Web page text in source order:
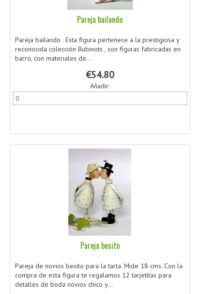
Pareja bailando
Pareja bailando . Esta figura pertenece a la prestigiosa y
reconocida colección Bubinots , son figuras fabricadas en
barro, con materiales de...
€54.80
Añadir:
Pareja besito
Pareja de novios besito para la tarta. Mide 18 cms. Con la
compra de esta figura te regalamos 12 tarjetitas para
detalles de boda novios chico y...